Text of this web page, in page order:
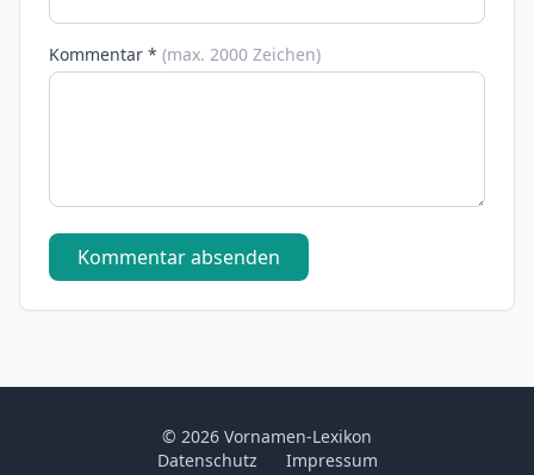
Kommentar * (max. 2000 Zeichen)
Kommentar absenden
© 2026 Vornamen-Lexikon
Datenschutz
Impressum